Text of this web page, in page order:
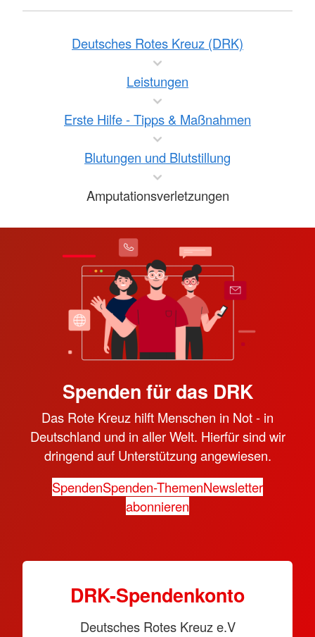
Deutsches Rotes Kreuz (DRK)
Leistungen
Erste Hilfe - Tipps & Maßnahmen
Blutungen und Blutstillung
Amputationsverletzungen
Spenden für das DRK
Das Rote Kreuz hilft Menschen in Not - in
Deutschland und in aller Welt. Hierfür sind wir
dringend auf Unterstützung angewiesen.
SpendenSpenden-ThemenNewsletter
abonnieren
DRK-Spendenkonto
Deutsches Rotes Kreuz e.V